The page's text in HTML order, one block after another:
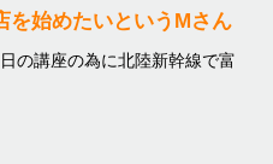
を始めたいというMさん
の講座の為に北陸新幹線で富